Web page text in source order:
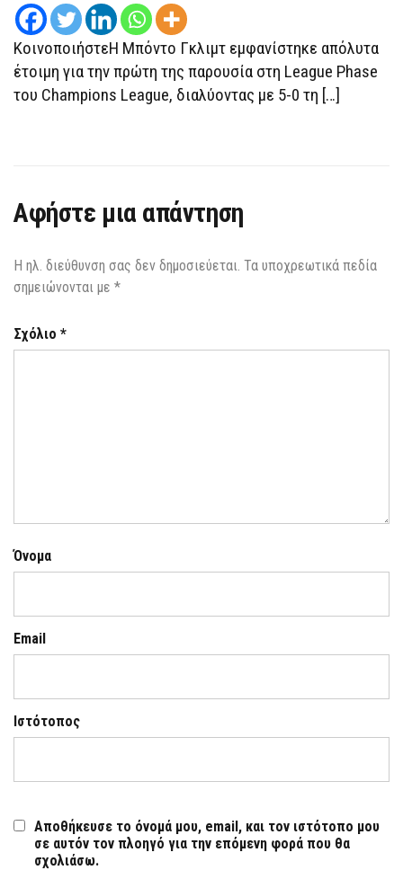
ΜΠΌΝΤΟ
–
ΑΝΟΙΧΤΟΊ
ΓΙΑ
ΚοινοποιήστεΗ Μπόντο Γκλιμτ εμφανίστηκε απόλυτα
έτοιμη για την πρώτη της παρουσία στη League Phase
του Champions League, διαλύοντας με 5-0 τη […]
Αφήστε μια απάντηση
Η ηλ. διεύθυνση σας δεν δημοσιεύεται. Τα υποχρεωτικά πεδία
σημειώνονται με *
Σχόλιο *
Όνομα
Email
Ιστότοπος
Αποθήκευσε το όνομά μου, email, και τον ιστότοπο μου
σε αυτόν τον πλοηγό για την επόμενη φορά που θα
σχολιάσω.